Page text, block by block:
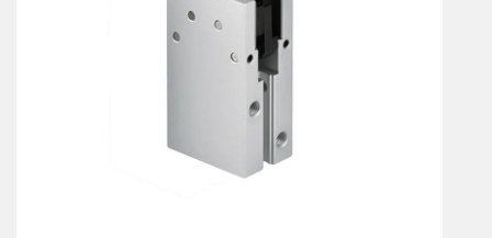
CONTRÔLE DES FLUIDES
Auxiliaires de raccordement
Électrovannes tous fluides